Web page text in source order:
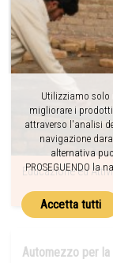
Educazione ed
Automezzo per la
Utilizziamo solo
migliorare i
attraverso l'analisi
navigazione
alternativa
PROSEGUENDO la